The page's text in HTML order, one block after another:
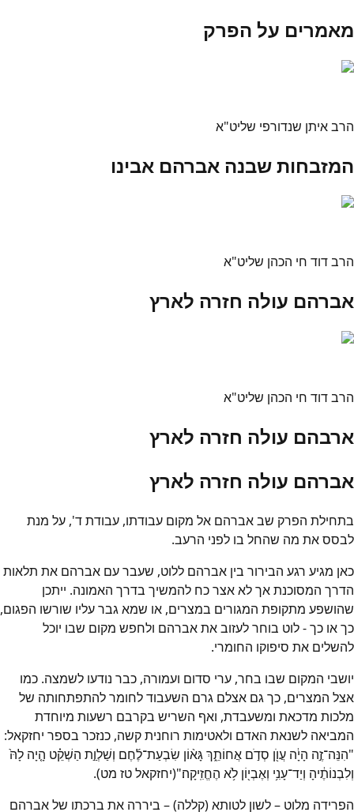
מאמרים על הפרק
הרב איתן שנדורפי שליט"א
המזבחות שבנה אברהם אבינו
הרב דוד חי הכהן שליט"א
אברהם עולה חזרה לארץ
הרב דוד חי הכהן שליט"א
ארבהם עולה חזרה לארץ
אברהם עולה חזרה לארץ
בתחילת הפרק שב אברהם אל מקום עבודתו, עבודת ד', על מנת
לבסס את מה שהחל בו לפני הרעב.
כאן מגיע רגע הבירור בין אברהם ללוט, שעבר עם אברהם את תלאות
הדרך המסוכנת אך לא אצר כח להמשיך בדרך האמונה. ייתכן
שהושפע מתקופת המגורים במצרים, או שמא גבר עליו שורשו הפגום,
כך או כך - לוט בוחר לעזוב את אברהם ולחפש מקום שבו יוכל
להשלים את סיפוקו החומרי.
יושבי המקום שבו בחר, ערי סדום ועמורה, כבר נודעו לשמצה. כמו
אצל המצרים, כך גם אצלם גרם השעבוד לחומר להתפתחותה של
מלכות מדכאת ומשעבדת, ואף השריש בקרבם רשעות מיוחדת
המביאה לשנאת האדם ולאטימות רוחנית קשה, כנזכר בספר יחזקאל:
"הִנֵּה־זֶ֣ה הָיָ֔ה עֲוֺ֖ן סְדֹ֣ם אֲחוֹתֵ֑ךְ גָּא֨וֹן שִׂבְעַת־לֶ֜חֶם וְשַׁלְוַ֣ת הַשְׁקֵ֗ט הָ֤יָה לָהּ֙
וְלִבְנוֹתֶ֔יהָ וְיַד־עָנִ֥י וְאֶבְי֖וֹן לֹ֥א הֶחֱזִֽיקָה׃"(יחזקאל טז מט).
הפרידה מלוט – לשון לטותא (קללה) – ביררה את ברכתו של אברהם